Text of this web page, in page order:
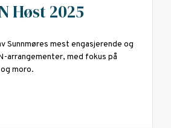
Høst 2025
Sunnmøres mest engasjerende og
arrangementer, med fokus på
moro.